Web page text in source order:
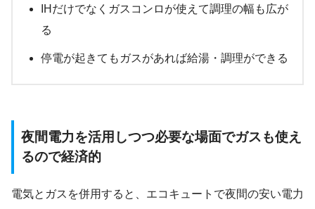
IHだけでなくガスコンロが使えて調理の幅も広が
る
停電が起きてもガスがあれば給湯・調理ができる
夜間電力を活用しつつ必要な場面でガスも使え
るので経済的
電気とガスを併用すると、エコキュートで夜間の安い電力